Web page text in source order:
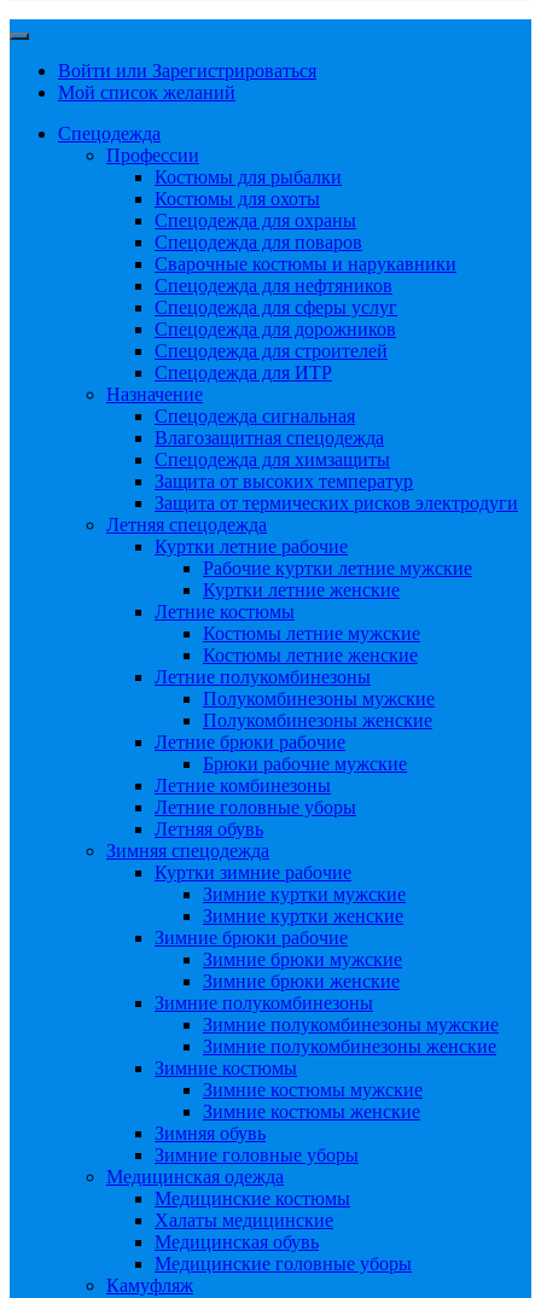
Войти или Зарегистрироваться
Мой список желаний
Спецодежда
Профессии
Костюмы для рыбалки
Костюмы для охоты
Спецодежда для охраны
Спецодежда для поваров
Сварочные костюмы и нарукавники
Спецодежда для нефтяников
Спецодежда для сферы услуг
Спецодежда для дорожников
Спецодежда для строителей
Спецодежда для ИТР
Назначение
Спецодежда сигнальная
Влагозащитная спецодежда
Спецодежда для химзащиты
Защита от высоких температур
Защита от термических рисков электродуги
Летняя спецодежда
Куртки летние рабочие
Рабочие куртки летние мужские
Куртки летние женские
Летние костюмы
Костюмы летние мужские
Костюмы летние женские
Летние полукомбинезоны
Полукомбинезоны мужские
Полукомбинезоны женские
Летние брюки рабочие
Брюки рабочие мужские
Летние комбинезоны
Летние головные уборы
Летняя обувь
Зимняя спецодежда
Куртки зимние рабочие
Зимние куртки мужские
Зимние куртки женские
Зимние брюки рабочие
Зимние брюки мужские
Зимние брюки женские
Зимние полукомбинезоны
Зимние полукомбинезоны мужские
Зимние полукомбинезоны женские
Зимние костюмы
Зимние костюмы мужские
Зимние костюмы женские
Зимняя обувь
Зимние головные уборы
Медицинская одежда
Медицинские костюмы
Халаты медицинские
Медицинская обувь
Медицинские головные уборы
Камуфляж